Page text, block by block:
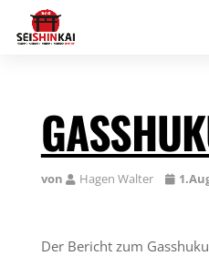
von Hagen Walter
Der Bericht zum